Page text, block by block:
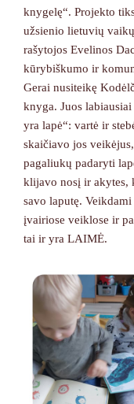
knygelę“. Projekto
užsienio lietuvių
rašytojos Evelinos
kūrybiškumo ir
Gerai nusiteikę
knyga. Juos
yra lapė“: vartė ir
skaičiavo jos
pagaliukų padaryti
klijavo nosį ir akytes,
savo laputę.
įvairiose veiklose ir
tai ir yra LAIMĖ.